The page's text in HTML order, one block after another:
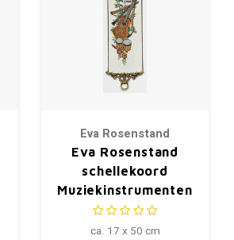
Eva Rosenstand
Eva Rosenstand
schellekoord
Muziekinstrumenten
13-336
ca. 17 x 50 cm